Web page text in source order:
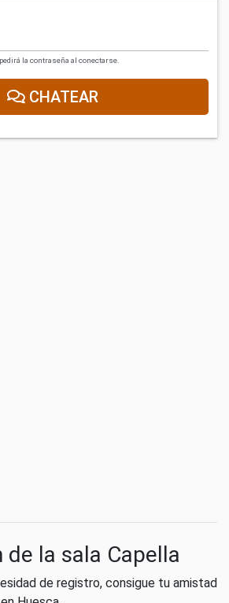
la contraseña al conectarse.
CHATEAR
de la sala Capella
de registro, consigue tu amistad